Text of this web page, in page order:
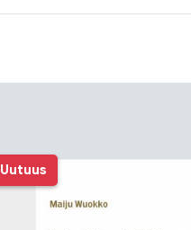
Uutuus